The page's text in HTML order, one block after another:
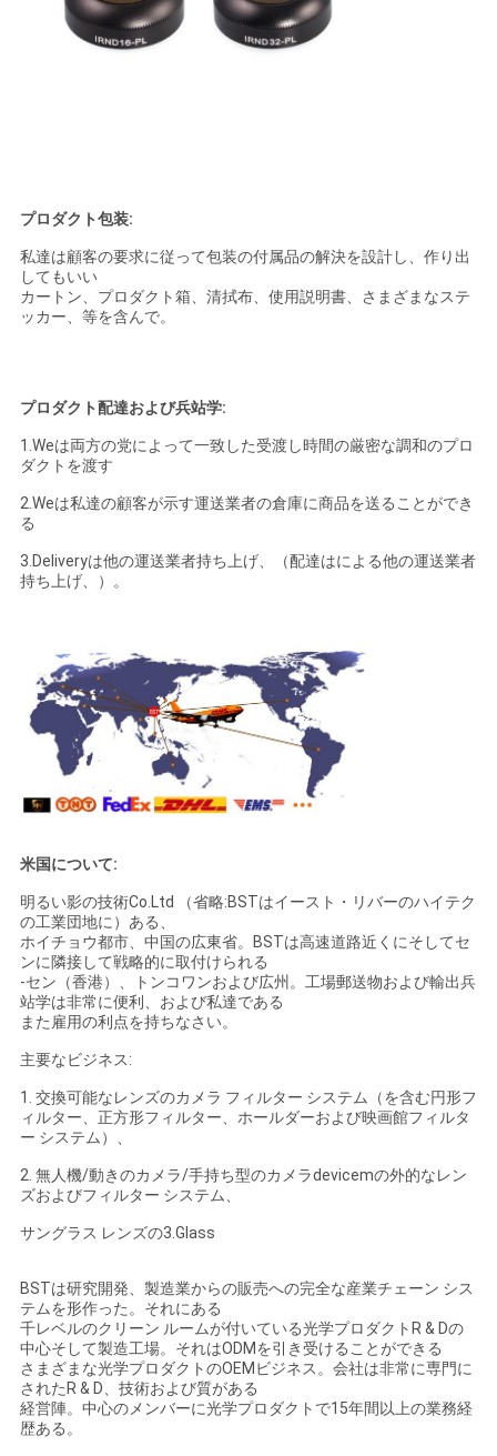
プロダクト包装:
私達は顧客の要求に従って包装の付属品の解決を設計し、作り出
してもいい
カートン、プロダクト箱、清拭布、使用説明書、さまざまなステ
ッカー、等を含んで。
プロダクト配達および兵站学:
1.Weは両方の党によって一致した受渡し時間の厳密な調和のプロ
ダクトを渡す
2.Weは私達の顧客が示す運送業者の倉庫に商品を送ることができ
る
3.Deliveryは他の運送業者持ち上げ、（配達はによる他の運送業者
持ち上げ、）。
米国について:
明るい影の技術Co.Ltd （省略:BSTはイースト・リバーのハイテク
の工業団地に）ある、
ホイチョウ都市、中国の広東省。BSTは高速道路近くにそしてセ
ンに隣接して戦略的に取付けられる
-セン（香港）、トンコワンおよび広州。工場郵送物および輸出兵
站学は非常に便利、および私達である
また雇用の利点を持ちなさい。
主要なビジネス:
1. 交換可能なレンズのカメラ フィルター システム（を含む円形フ
ィルター、正方形フィルター、ホールダーおよび映画館フィルタ
ー システム）、
2. 無人機/動きのカメラ/手持ち型のカメラdevicemの外的なレン
ズおよびフィルター システム、
サングラス レンズの3.Glass
BSTは研究開発、製造業からの販売への完全な産業チェーン シス
テムを形作った。それにある
千レベルのクリーン ルームが付いている光学プロダクトR & Dの
中心そして製造工場。それはODMを引き受けることができる
さまざまな光学プロダクトのOEMビジネス。会社は非常に専門に
されたR & D、技術および質がある
経営陣。中心のメンバーに光学プロダクトで15年間以上の業務経
歴ある。